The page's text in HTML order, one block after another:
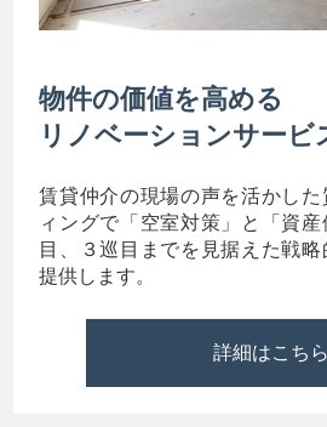
物件の価値を高める
リノベーションサービ
賃貸仲介の現場の声を活かし
ィングで「空室対策」と「資
目、３巡目までを見据えた戦
提供します。
詳細はこちら